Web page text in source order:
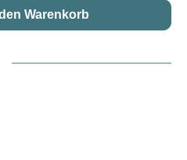
Wert ein
den Warenkorb